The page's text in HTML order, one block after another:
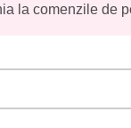
la comenzile de